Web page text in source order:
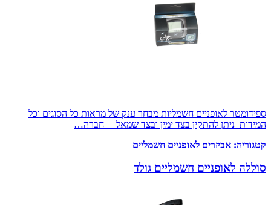
ספידומטר לאופניים חשמליות מבחר ענק של מראות כל הסוגים וכל
המידות ניתן להתקין בצד ימין ובצד שמאל חברה…
קטגוריה: אביזרים לאופניים חשמליים
סוללה לאופניים חשמליים גולד